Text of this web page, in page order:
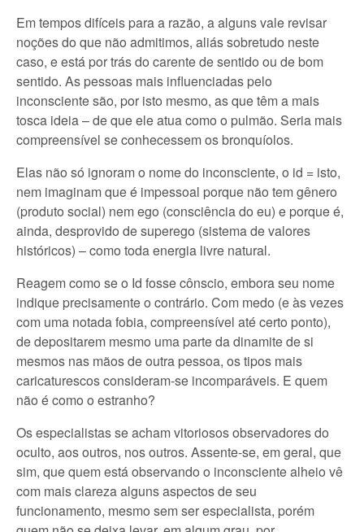
Em tempos difíceis para a razão, a alguns vale revisar
noções do que não admitimos, aliás sobretudo neste
caso, e está por trás do carente de sentido ou de bom
sentido. As pessoas mais influenciadas pelo
inconsciente são, por isto mesmo, as que têm a mais
tosca ideia – de que ele atua como o pulmão. Seria mais
compreensível se conhecessem os bronquíolos.
Elas não só ignoram o nome do inconsciente, o id = isto,
nem imaginam que é impessoal porque não tem gênero
(produto social) nem ego (consciência do eu) e porque é,
ainda, desprovido de superego (sistema de valores
históricos) – como toda energia livre natural.
Reagem como se o Id fosse cônscio, embora seu nome
indique precisamente o contrário. Com medo (e às vezes
com uma notada fobia, compreensível até certo ponto),
de depositarem mesmo uma parte da dinamite de si
mesmos nas mãos de outra pessoa, os tipos mais
caricaturescos consideram-se incomparáveis. E quem
não é como o estranho?
Os especialistas se acham vitoriosos observadores do
oculto, aos outros, nos outros. Assente-se, em geral, que
sim, que quem está observando o inconsciente alheio vê
com mais clareza alguns aspectos de seu
funcionamento, mesmo sem ser especialista, porém